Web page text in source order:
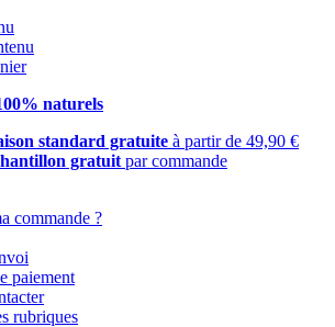
naturels
standard gratuite à partir de 49,90 €
gratuit par commande
commande ?
paiement
rubriques